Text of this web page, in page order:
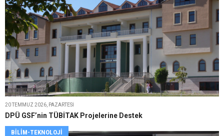
20 TEMMUZ 2026, PAZARTESI
DPÜ GSF’nin TÜBİTAK Projelerine Destek
BILIM-TEKNOLOJI